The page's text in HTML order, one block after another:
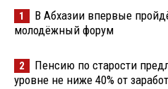
1
В Абхазии впервые
молодёжный форум
2
Пенсию по старости
уровне не ниже 40% от